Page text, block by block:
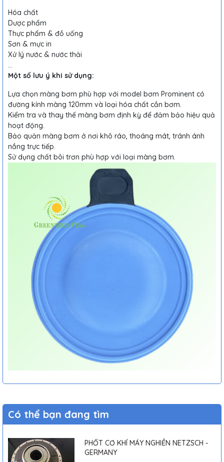
Hóa chất
Dược phẩm
Thực phẩm & đồ uống
Sơn & mực in
Xử lý nước & nước thải
...
Một số lưu ý khi sử dụng:
Lựa chọn màng bơm phù hợp với model bơm Prominent có
đường kính màng 120mm và loại hóa chất cần bơm.
Kiểm tra và thay thế màng bơm định kỳ để đảm bảo hiệu quả
hoạt động.
Bảo quản màng bơm ở nơi khô ráo, thoáng mát, tránh ánh
nắng trực tiếp.
Sử dụng chất bôi trơn phù hợp với loại màng bơm.
Có thể bạn đang tìm
PHỐT CƠ KHÍ MÁY NGHIỀN NETZSCH -
GERMANY